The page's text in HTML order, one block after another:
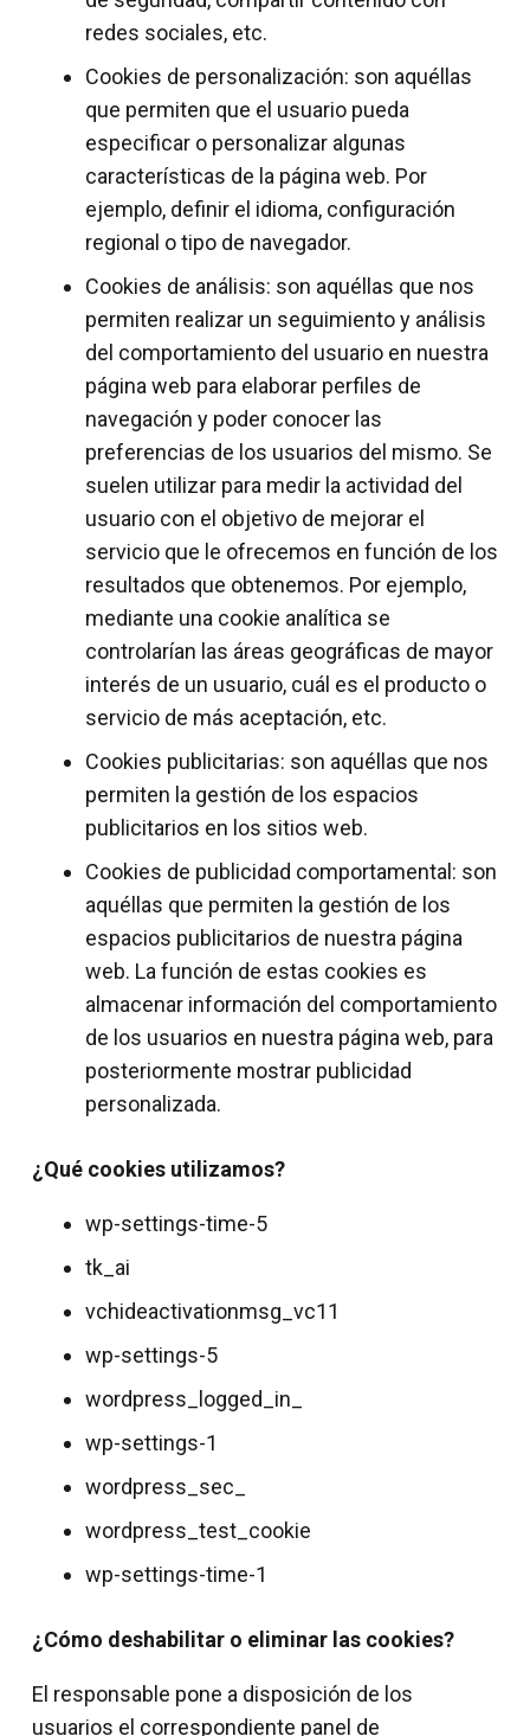
redes sociales, etc.
Cookies de personalización: son aquéllas
que permiten que el usuario pueda
especificar o personalizar algunas
características de la página web. Por
ejemplo, definir el idioma, configuración
regional o tipo de navegador.
Cookies de análisis: son aquéllas que nos
permiten realizar un seguimiento y análisis
del comportamiento del usuario en nuestra
página web para elaborar perfiles de
navegación y poder conocer las
preferencias de los usuarios del mismo. Se
suelen utilizar para medir la actividad del
usuario con el objetivo de mejorar el
servicio que le ofrecemos en función de los
resultados que obtenemos. Por ejemplo,
mediante una cookie analítica se
controlarían las áreas geográficas de mayor
interés de un usuario, cuál es el producto o
servicio de más aceptación, etc.
Cookies publicitarias: son aquéllas que nos
permiten la gestión de los espacios
publicitarios en los sitios web.
Cookies de publicidad comportamental: son
aquéllas que permiten la gestión de los
espacios publicitarios de nuestra página
web. La función de estas cookies es
almacenar información del comportamiento
de los usuarios en nuestra página web, para
posteriormente mostrar publicidad
personalizada.
¿Qué cookies utilizamos?
wp-settings-time-5
tk_ai
vchideactivationmsg_vc11
wp-settings-5
wordpress_logged_in_
wp-settings-1
wordpress_sec_
wordpress_test_cookie
wp-settings-time-1
¿Cómo deshabilitar o eliminar las cookies?
El responsable pone a disposición de los
usuarios el correspondiente panel de